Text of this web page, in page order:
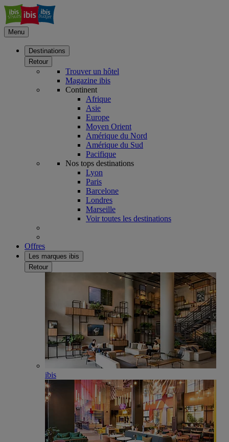
Menu
Destinations
Retour
Trouver un hôtel
Magazine ibis
Continent
Afrique
Asie
Europe
Moyen Orient
Amérique du Nord
Amérique du Sud
Pacifique
Nos tops destinations
Lyon
Paris
Barcelone
Londres
Marseille
Voir toutes les destinations
Offres
Les marques ibis
Retour
ibis